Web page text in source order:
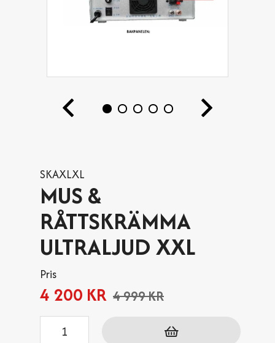
SKAXLXL
MUS &
RÅTTSKRÄMMA
ULTRALJUD XXL
Pris
4 200 KR 4 999 KR
Antal